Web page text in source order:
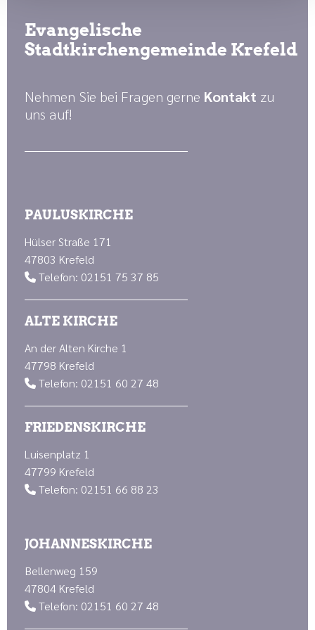
Evangelische
Stadtkirchengemeinde Krefeld
Nehmen Sie bei Fragen gerne Kontakt zu
uns auf!
PAULUSKIRCHE
Hülser Straße 171
47803 Krefeld
 Telefon: 02151 75 37 85
ALTE KIRCHE
An der Alten Kirche 1
47798 Krefeld
 Telefon: 02151 60 27 48
FRIEDENSKIRCHE
Luisenplatz 1
47799 Krefeld
 Telefon: 02151 66 88 23
JOHANNESKIRCHE
Bellenweg 159
47804 Krefeld
 Telefon: 02151 60 27 48